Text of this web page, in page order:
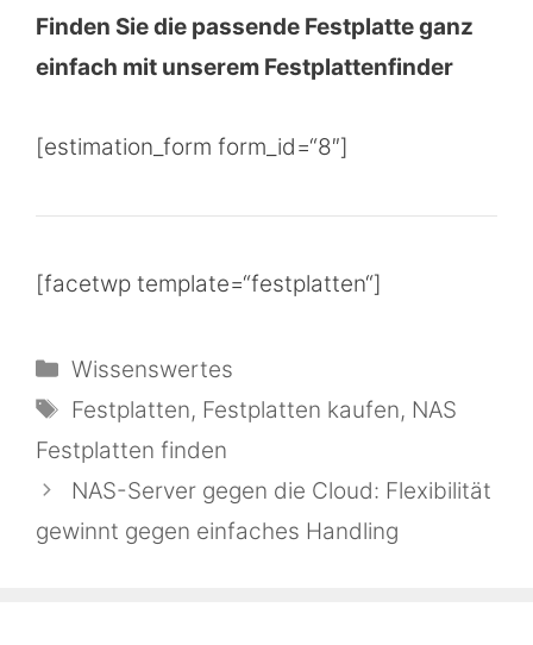
Finden Sie die passende Festplatte ganz
einfach mit unserem Festplattenfinder
[estimation_form form_id=“8″]
[facetwp template=“festplatten“]
Kategorien
Wissenswertes
Schlagwörter
Festplatten, Festplatten kaufen, NAS
Festplatten finden
NAS-Server gegen die Cloud: Flexibilität
gewinnt gegen einfaches Handling